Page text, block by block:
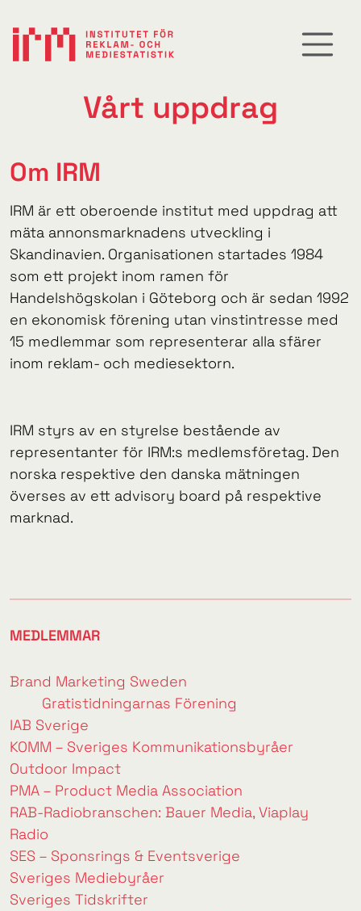
Vårt uppdrag
Om IRM
IRM är ett oberoende institut med uppdrag att
mäta annonsmarknadens utveckling i
Skandinavien. Organisationen startades 1984
som ett projekt inom ramen för
Handelshögskolan i Göteborg och är sedan 1992
en ekonomisk förening utan vinstintresse med
15 medlemmar som representerar alla sfärer
inom reklam- och mediesektorn.
IRM styrs av en styrelse bestående av
representanter för IRM:s medlemsföretag. Den
norska respektive den danska mätningen
överses av ett advisory board på respektive
marknad.
MEDLEMMAR
Brand Marketing Sweden
Gratistidningarnas Förening
IAB Sverige
KOMM – Sveriges Kommunikationsbyråer
Outdoor Impact
PMA – Product Media Association
RAB-Radiobranschen: Bauer Media, Viaplay
Radio
SES – Sponsrings & Eventsverige
Sveriges Mediebyråer
Sveriges Tidskrifter